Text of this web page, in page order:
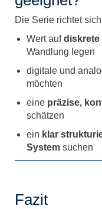
Die Serie richtet
Wert aufdiskrete
Wandlung legen
digitale und
möchten
eine präzise,
schätzen
ein klar
System suchen
Fazit